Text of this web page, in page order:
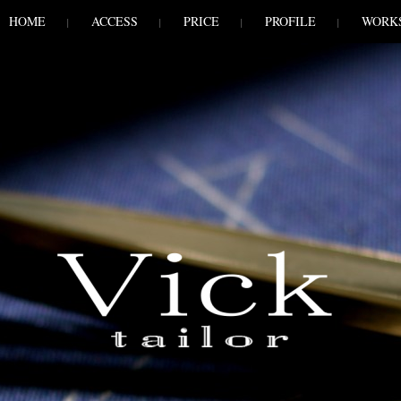
HOME ACCESS PRICE PROFILE